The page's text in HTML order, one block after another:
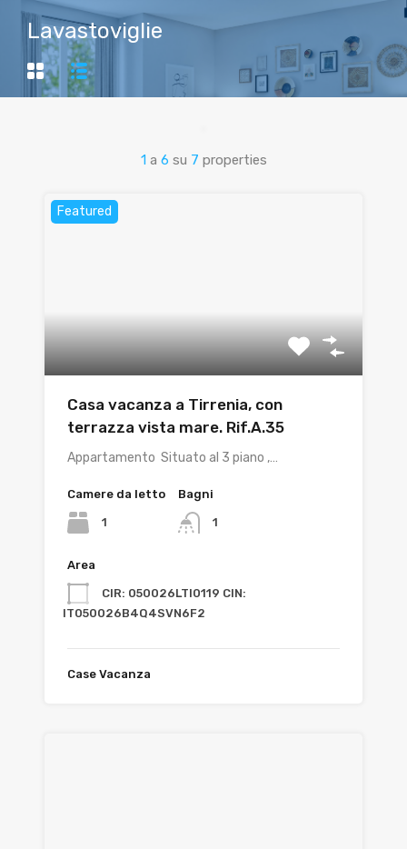
Lavastoviglie
1 a 6 su 7 properties
Featured
Casa vacanza a Tirrenia, con
terrazza vista mare. Rif.A.35
Appartamento Situato al 3 piano ,…
Camere da letto
1
Bagni
1
Area
CIR: 050026LTI0119 CIN:
IT050026B4Q4SVN6F2
Case Vacanza